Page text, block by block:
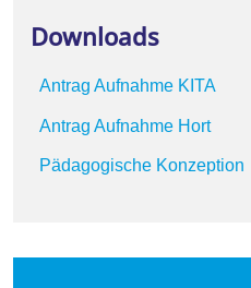
Downloads
Antrag Aufnahme KITA
Antrag Aufnahme Hort
Pädagogische Konzeption